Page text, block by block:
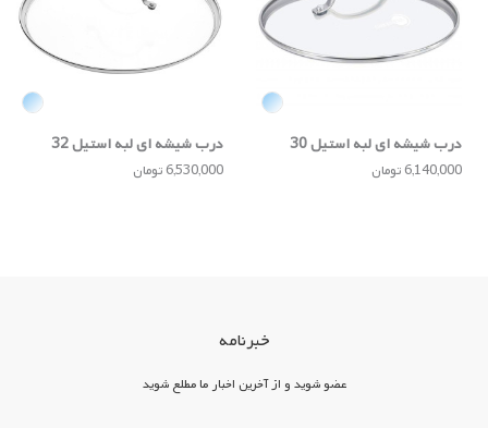
درب شیشه ای لبه استیل 30
سانتی
6,140,000 تومان
درب شیشه ای لبه استیل 32
سانتی
6,530,000 تومان
خبرنامه
عضو شوید و از آخرین اخبار ما مطلع شوید